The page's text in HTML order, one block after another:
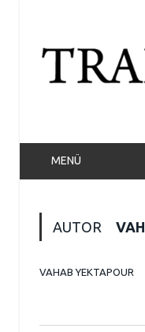
MENÜ
AUTOR
VAHAB YEKTAPOUR